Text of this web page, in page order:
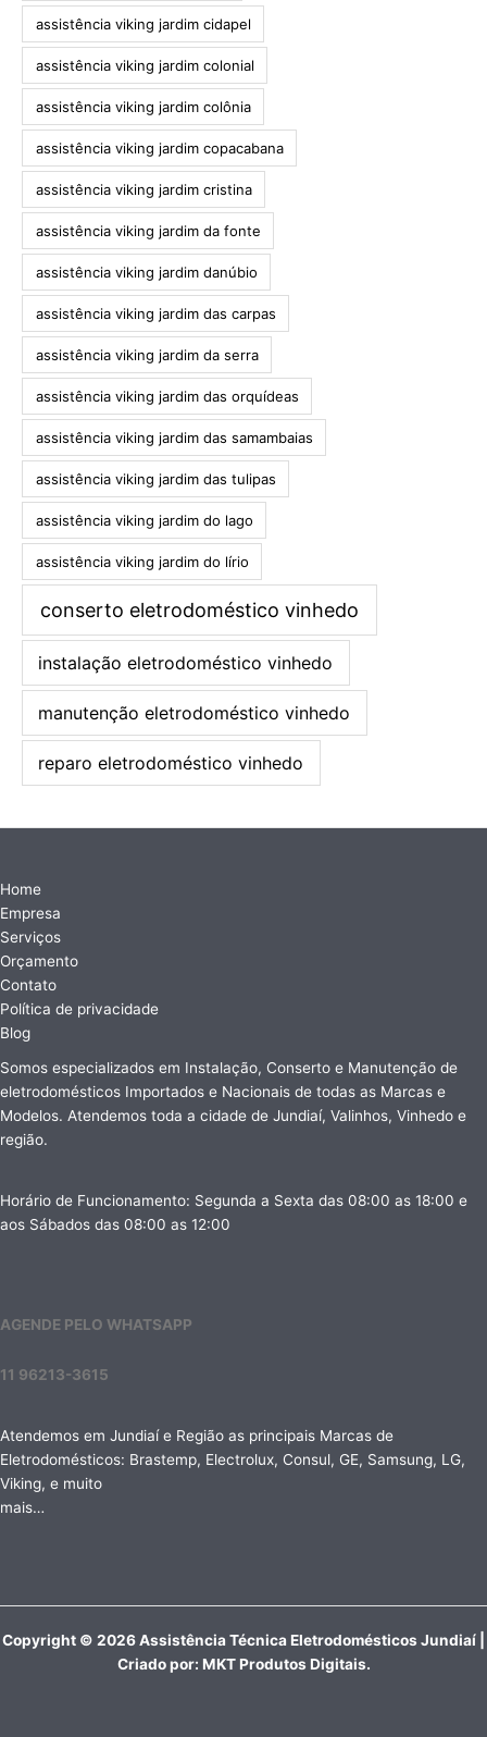
assistência viking jardim cidapel
assistência viking jardim colonial
assistência viking jardim colônia
assistência viking jardim copacabana
assistência viking jardim cristina
assistência viking jardim da fonte
assistência viking jardim danúbio
assistência viking jardim das carpas
assistência viking jardim da serra
assistência viking jardim das orquídeas
assistência viking jardim das samambaias
assistência viking jardim das tulipas
assistência viking jardim do lago
assistência viking jardim do lírio
conserto eletrodoméstico vinhedo
instalação eletrodoméstico vinhedo
manutenção eletrodoméstico vinhedo
reparo eletrodoméstico vinhedo
Home
Empresa
Serviços
Orçamento
Contato
Política de privacidade
Blog
Somos especializados em Instalação, Conserto e Manutenção de
eletrodomésticos Importados e Nacionais de todas as Marcas e
Modelos. Atendemos toda a cidade de Jundiaí, Valinhos, Vinhedo e
região.
Horário de Funcionamento: Segunda a Sexta das 08:00 as 18:00 e
aos Sábados das 08:00 as 12:00
AGENDE PELO WHATSAPP
11 96213-3615
Atendemos em Jundiaí e Região as principais Marcas de
Eletrodomésticos: Brastemp, Electrolux, Consul, GE, Samsung, LG,
Viking, e muito
mais…
Copyright © 2026 Assistência Técnica Eletrodomésticos Jundiaí |
Criado por: MKT Produtos Digitais.